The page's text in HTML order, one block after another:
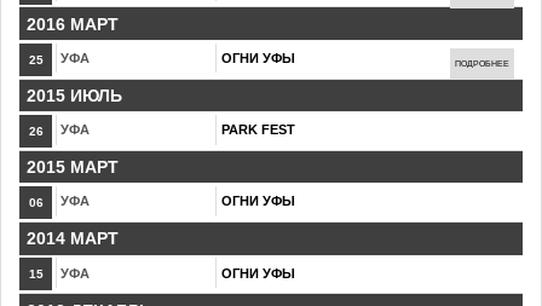
2016 МАРТ
25 УФА ОГНИ УФЫ ПОДРОБНЕЕ
2015 ИЮЛЬ
26 УФА PARK FEST
2015 МАРТ
06 УФА ОГНИ УФЫ
2014 МАРТ
15 УФА ОГНИ УФЫ